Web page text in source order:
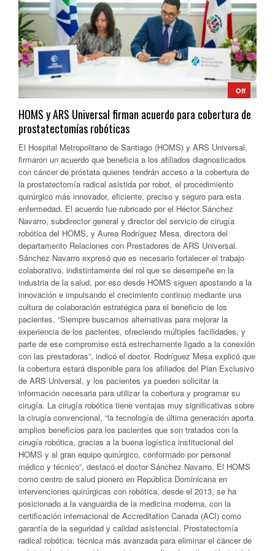
Off
HOMS y ARS Universal firman acuerdo para cobertura de
prostatectomías robóticas
El Hospital Metropolitano de Santiago (HOMS) y ARS Universal,
firmaron un acuerdo que beneficia a los afiliados diagnosticados
con cáncer de próstata quienes tendrán acceso a la cobertura de
la prostatectomía radical asistida por robot, el procedimiento
quirúrgico más innovador, eficiente, preciso y seguro para esta
enfermedad. El acuerdo fue rubricado por el Héctor Sánchez
Navarro, subdirector general y director del servicio de cirugía
robótica del HOMS, y Aurea Rodríguez Mesa, directora del
departamento Relaciones con Prestadores de ARS Universal.
Sánchez Navarro expresó que es necesario fortalecer el trabajo
colaborativo, indistintamente del rol que se desempeñe en la
industria de la salud, por eso desde HOMS siguen apostando a la
innovación e impulsando el crecimiento continuo mediante una
cultura de colaboración estratégica para el beneficio de los
pacientes. “Siempre buscamos alternativas para mejorar la
experiencia de los pacientes, ofreciendo múltiples facilidades, y
parte de ese compromiso está estrechamente ligado a la conexión
con las prestadoras”, indicó el doctor. Rodríguez Mesa explicó que
la cobertura estará disponible para los afiliados del Plan Exclusivo
de ARS Universal, y los pacientes ya pueden solicitar la
información necesaria para utilizar la cobertura y programar su
cirugía. La cirugía robótica tiene ventajas muy significativas sobre
la cirugía convencional, “la tecnología de última generación aporta
amplios beneficios para los pacientes que son tratados con la
cirugía robótica, gracias a la buena logística institucional del
HOMS y al gran equipo quirúrgico, conformado por personal
médico y técnico”, destacó el doctor Sánchez Navarro. El HOMS
como centro de salud pionero en República Dominicana en
intervenciones quirúrgicas con robótica, desde el 2013, se ha
posicionado a la vanguardia de la medicina moderna, con la
certificación internacional de Accreditation Canada (ACI) como
garantía de la seguridad y calidad asistencial. Prostatectomía
radical robótica: técnica más avanzada para eliminar el cáncer de